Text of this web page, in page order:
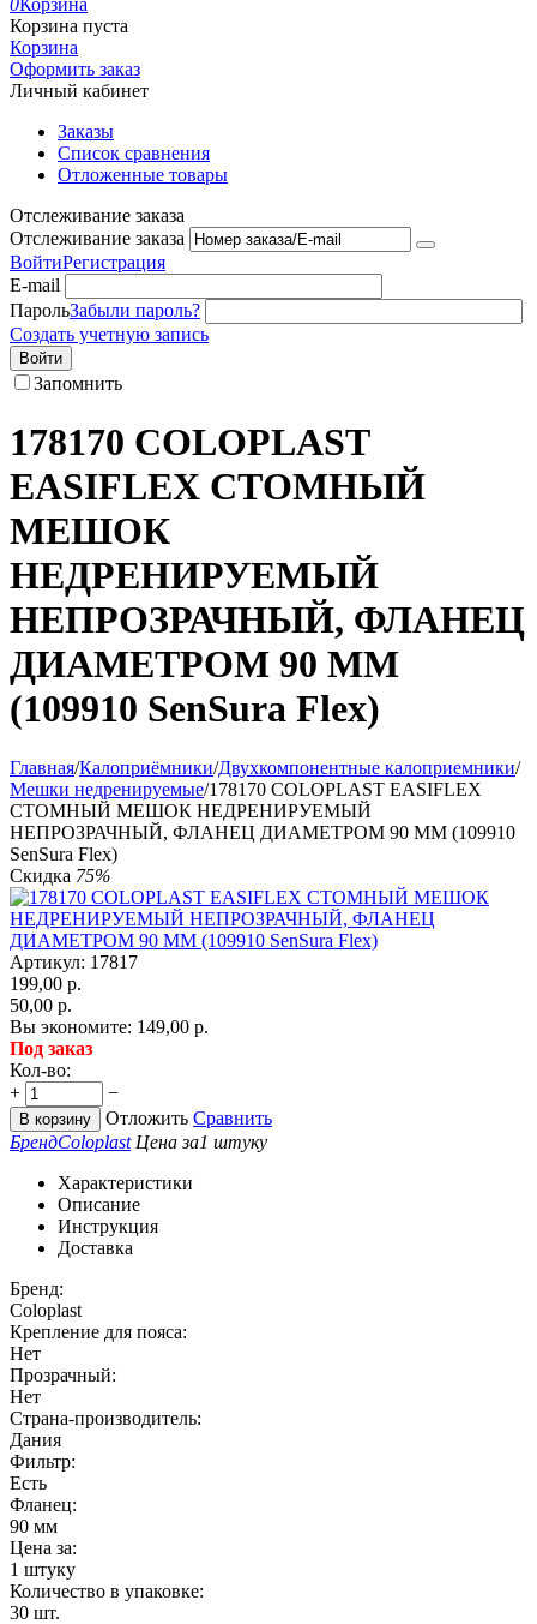
0Корзина
Корзина пуста
Корзина
Оформить заказ
Личный кабинет
Заказы
Список сравнения
Отложенные товары
Отслеживание заказа
Отслеживание заказа
ВойтиРегистрация
E-mail
ПарольЗабыли пароль?
Создать учетную запись
Войти
Запомнить
178170 COLOPLAST
EASIFLEX СТОМНЫЙ
МЕШОК
НЕДРЕНИРУЕМЫЙ
НЕПРОЗРАЧНЫЙ, ФЛАНЕЦ
ДИАМЕТРОМ 90 ММ
(109910 SenSura Flex)
Главная/Калоприёмники/Двухкомпонентные калоприемники/
Мешки недренируемые/178170 COLOPLAST EASIFLEX
СТОМНЫЙ МЕШОК НЕДРЕНИРУЕМЫЙ
НЕПРОЗРАЧНЫЙ, ФЛАНЕЦ ДИАМЕТРОМ 90 ММ (109910
SenSura Flex)
Скидка 75%
Артикул: 17817
199,00 р.
50,00 р.
Вы экономите: 149,00 р.
Под заказ
Кол-во:
+
−
В корзину Отложить Сравнить
БрендColoplast Цена за1 штуку
Характеристики
Описание
Инструкция
Доставка
Бренд:
Coloplast
Крепление для пояса:
Нет
Прозрачный:
Нет
Страна-производитель:
Дания
Фильтр:
Есть
Фланец:
90 мм
Цена за:
1 штуку
Количество в упаковке:
30 шт.